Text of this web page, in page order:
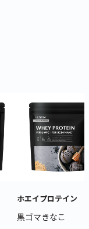
ホエイプロテイン
黒ゴマきなこ